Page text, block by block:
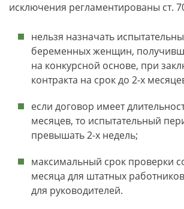
исключения регламентированы ст.
нельзя назначать
беременных женщин,
на конкурсной основе, при
контракта на срок до 2-х
если договор имеет
месяцев, то испытательный
превышать 2-х недель;
максимальный срок проверки
месяца для штатных
для руководителей.